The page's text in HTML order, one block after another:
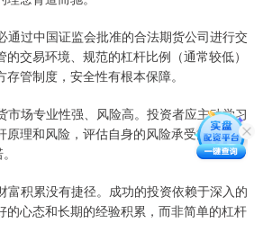
通过中国证监会批准的合法期货公司进行交
交易环境、规范的杠杆比例（通常较低）
管制度，安全性有根本保障。
市场专业性强、风险高。投资者应主动学习
原理和风险，评估自身的风险承受能力，切
富积累没有捷径。成功的投资依赖于深入的
的心态和长期的经验积累，而非简单的杠杆